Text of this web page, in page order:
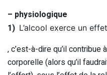
– physiologique
1) L’alcool exerce un
, c’est-à-dire qu’il contribue
corporelle (alors qu’il